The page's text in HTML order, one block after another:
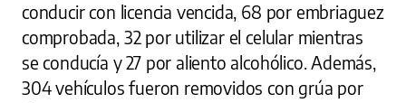
conducir con licencia vencida, 68 por embriaguez
comprobada, 32 por utilizar el celular mientras
se conducía y 27 por aliento alcohólico. Además,
304 vehículos fueron removidos con grúa por